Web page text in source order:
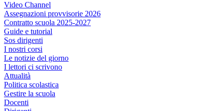
Video Channel
Assegnazioni provvisorie 2026
Contratto scuola 2025-2027
Guide e tutorial
Sos dirigenti
I nostri corsi
Le notizie del giorno
I lettori ci scrivono
Attualità
Politica scolastica
Gestire la scuola
Docenti